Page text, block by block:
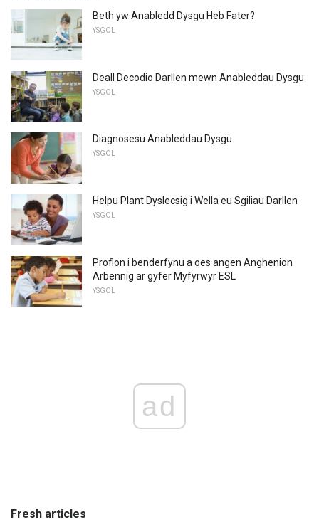
Beth yw Anabledd Dysgu Heb Fater?
YSGOL
Deall Decodio Darllen mewn Anableddau Dysgu
YSGOL
Diagnosesu Anableddau Dysgu
YSGOL
Helpu Plant Dyslecsig i Wella eu Sgiliau Darllen
YSGOL
Profion i benderfynu a oes angen Anghenion
Arbennig ar gyfer Myfyrwyr ESL
YSGOL
ad
Fresh articles